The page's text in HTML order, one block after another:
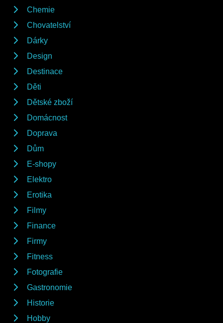
Chemie
Chovatelství
Dárky
Design
Destinace
Děti
Dětské zboží
Domácnost
Doprava
Dům
E-shopy
Elektro
Erotika
Filmy
Finance
Firmy
Fitness
Fotografie
Gastronomie
Historie
Hobby